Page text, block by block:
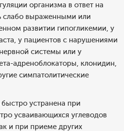
организма в ответ на
слабо выраженными или
развитии гипогликемии, у
у пациентов с нарушениями
системы или у
адреноблокаторы, клонидин,
симпатолитические
устранена при
усваивающихся углеводов
и при приеме других